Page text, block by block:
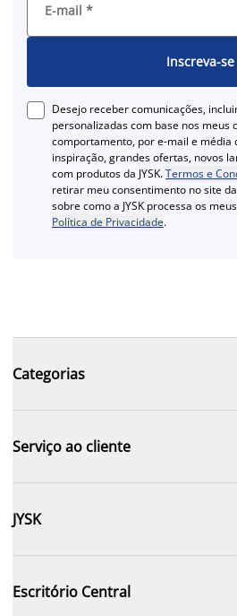
E-mail *
Inscreva-se
Desejo receber comunicações,
personalizadas com base nos meus
comportamento, por e-mail e média
inspiração, grandes ofertas, novos
com produtos da JYSK.Termos e
retirar meu consentimento no site da
sobre como a JYSK processa os
Política de Privacidade.
Categorias
Serviço ao cliente
JYSK
Escritório Central